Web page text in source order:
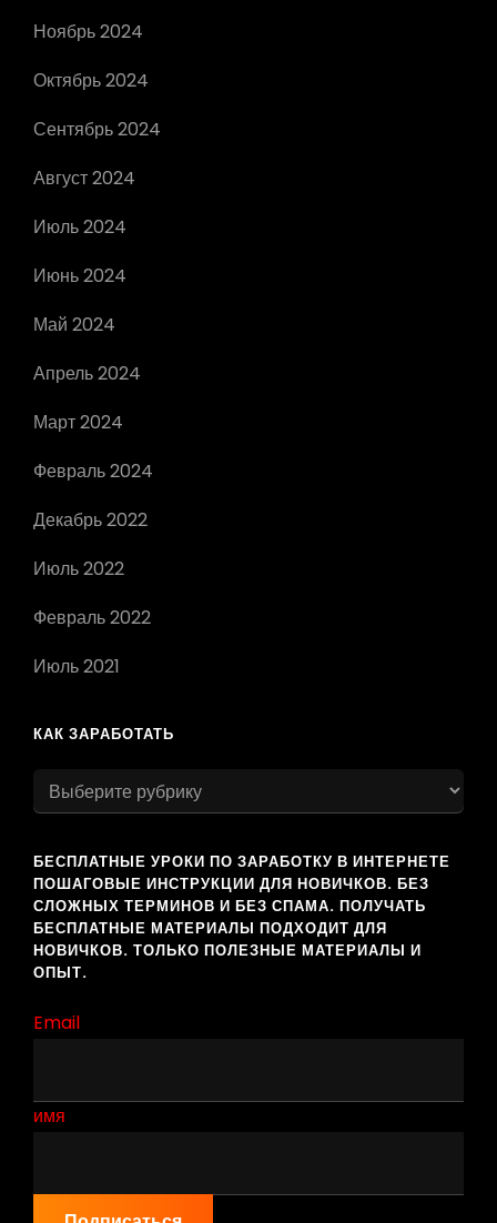
Ноябрь 2024
Октябрь 2024
Сентябрь 2024
Август 2024
Июль 2024
Июнь 2024
Май 2024
Апрель 2024
Март 2024
Февраль 2024
Декабрь 2022
Июль 2022
Февраль 2022
Июль 2021
КАК ЗАРАБОТАТЬ
как
заработать
БЕСПЛАТНЫЕ УРОКИ ПО ЗАРАБОТКУ В ИНТЕРНЕТЕ
ПОШАГОВЫЕ ИНСТРУКЦИИ ДЛЯ НОВИЧКОВ. БЕЗ
СЛОЖНЫХ ТЕРМИНОВ И БЕЗ СПАМА. ПОЛУЧАТЬ
БЕСПЛАТНЫЕ МАТЕРИАЛЫ ПОДХОДИТ ДЛЯ
НОВИЧКОВ. ТОЛЬКО ПОЛЕЗНЫЕ МАТЕРИАЛЫ И
ОПЫТ.
Email
имя